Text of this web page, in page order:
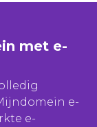
met e-
e-
e-